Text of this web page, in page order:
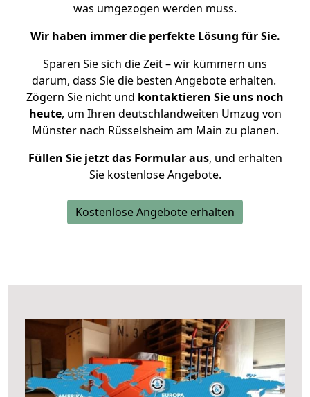
was umgezogen werden muss.
Wir haben immer die perfekte Lösung für Sie.
Sparen Sie sich die Zeit – wir kümmern uns
darum, dass Sie die besten Angebote erhalten.
Zögern Sie nicht und kontaktieren Sie uns noch
heute, um Ihren deutschlandweiten Umzug von
Münster nach Rüsselsheim am Main zu planen.
Füllen Sie jetzt das Formular aus, und erhalten
Sie kostenlose Angebote.
Kostenlose Angebote erhalten